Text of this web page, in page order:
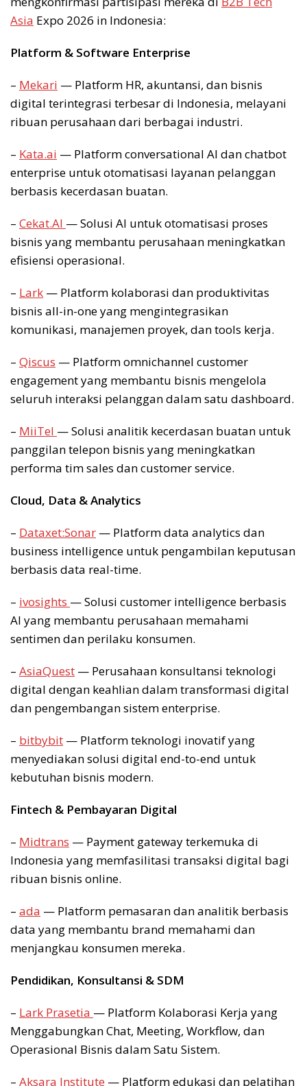
Asia Expo 2026 in Indonesia:
Platform & Software Enterprise
– Mekari — Platform HR, akuntansi, dan bisnis
digital terintegrasi terbesar di Indonesia, melayani
ribuan perusahaan dari berbagai industri.
– Kata.ai — Platform conversational AI dan chatbot
enterprise untuk otomatisasi layanan pelanggan
berbasis kecerdasan buatan.
– Cekat.AI — Solusi AI untuk otomatisasi proses
bisnis yang membantu perusahaan meningkatkan
efisiensi operasional.
– Lark — Platform kolaborasi dan produktivitas
bisnis all-in-one yang mengintegrasikan
komunikasi, manajemen proyek, dan tools kerja.
– Qiscus — Platform omnichannel customer
engagement yang membantu bisnis mengelola
seluruh interaksi pelanggan dalam satu dashboard.
– MiiTel — Solusi analitik kecerdasan buatan untuk
panggilan telepon bisnis yang meningkatkan
performa tim sales dan customer service.
Cloud, Data & Analytics
– Dataxet:Sonar — Platform data analytics dan
business intelligence untuk pengambilan keputusan
berbasis data real-time.
– ivosights — Solusi customer intelligence berbasis
AI yang membantu perusahaan memahami
sentimen dan perilaku konsumen.
– AsiaQuest — Perusahaan konsultansi teknologi
digital dengan keahlian dalam transformasi digital
dan pengembangan sistem enterprise.
– bitbybit — Platform teknologi inovatif yang
menyediakan solusi digital end-to-end untuk
kebutuhan bisnis modern.
Fintech & Pembayaran Digital
– Midtrans — Payment gateway terkemuka di
Indonesia yang memfasilitasi transaksi digital bagi
ribuan bisnis online.
– ada — Platform pemasaran dan analitik berbasis
data yang membantu brand memahami dan
menjangkau konsumen mereka.
Pendidikan, Konsultansi & SDM
– Lark Prasetia — Platform Kolaborasi Kerja yang
Menggabungkan Chat, Meeting, Workflow, dan
Operasional Bisnis dalam Satu Sistem.
– Aksara Institute — Platform edukasi dan pelatihan